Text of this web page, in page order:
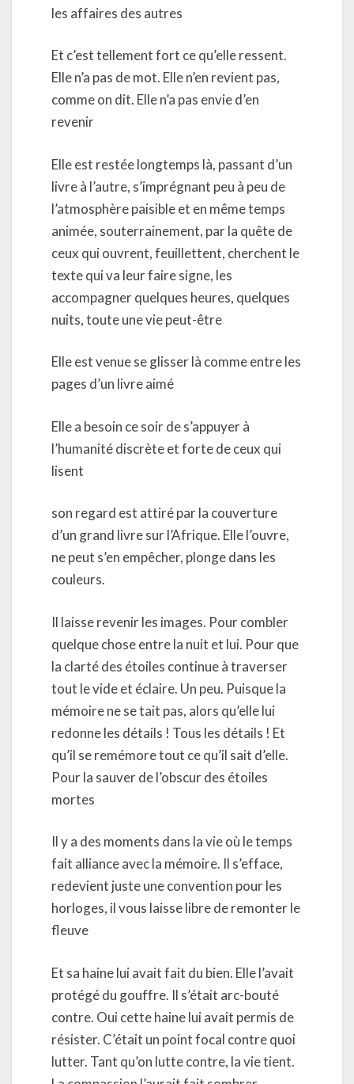
les affaires des autres
Et c’est tellement fort ce qu’elle ressent.
Elle n’a pas de mot. Elle n’en revient pas,
comme on dit. Elle n’a pas envie d’en
revenir
Elle est restée longtemps là, passant d’un
livre à l’autre, s’imprégnant peu à peu de
l’atmosphère paisible et en même temps
animée, souterrainement, par la quête de
ceux qui ouvrent, feuillettent, cherchent le
texte qui va leur faire signe, les
accompagner quelques heures, quelques
nuits, toute une vie peut-être
Elle est venue se glisser là comme entre les
pages d’un livre aimé
Elle a besoin ce soir de s’appuyer à
l’humanité discrète et forte de ceux qui
lisent
son regard est attiré par la couverture
d’un grand livre sur l’Afrique. Elle l’ouvre,
ne peut s’en empêcher, plonge dans les
couleurs.
Il laisse revenir les images. Pour combler
quelque chose entre la nuit et lui. Pour que
la clarté des étoiles continue à traverser
tout le vide et éclaire. Un peu. Puisque la
mémoire ne se tait pas, alors qu’elle lui
redonne les détails ! Tous les détails ! Et
qu’il se remémore tout ce qu’il sait d’elle.
Pour la sauver de l’obscur des étoiles
mortes
Il y a des moments dans la vie où le temps
fait alliance avec la mémoire. Il s’efface,
redevient juste une convention pour les
horloges, il vous laisse libre de remonter le
fleuve
Et sa haine lui avait fait du bien. Elle l’avait
protégé du gouffre. Il s’était arc-bouté
contre. Oui cette haine lui avait permis de
résister. C’était un point focal contre quoi
lutter. Tant qu’on lutte contre, la vie tient.